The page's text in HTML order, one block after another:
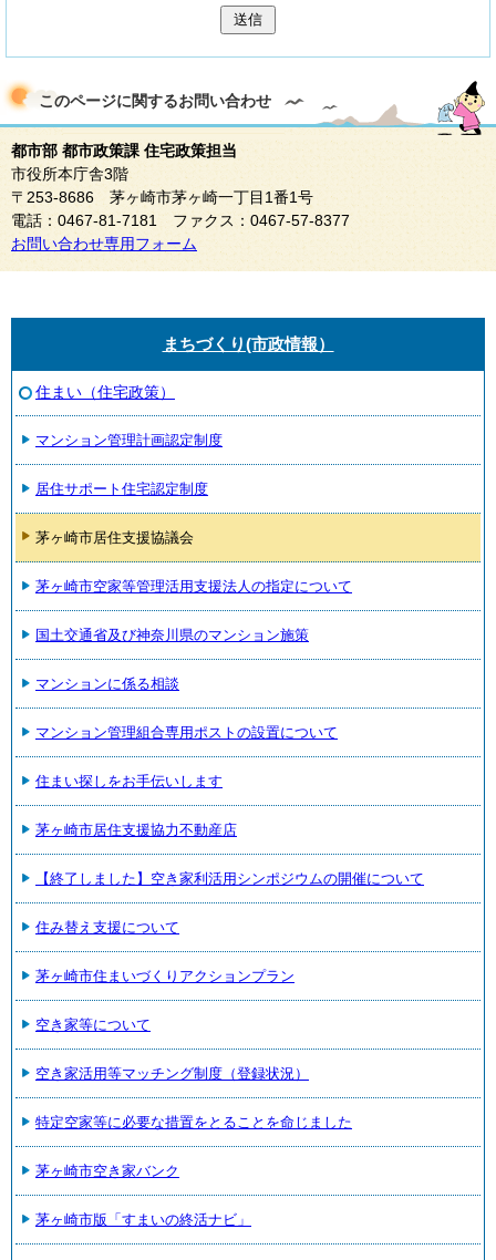
送信
このページに関するお問い合わせ
都市部 都市政策課 住宅政策担当
市役所本庁舎3階
〒253-8686 茅ヶ崎市茅ヶ崎一丁目1番1号
電話：0467-81-7181 ファクス：0467-57-8377
お問い合わせ専用フォーム
まちづくり(市政情報）
住まい（住宅政策）
マンション管理計画認定制度
居住サポート住宅認定制度
茅ヶ崎市居住支援協議会
茅ヶ崎市空家等管理活用支援法人の指定について
国土交通省及び神奈川県のマンション施策
マンションに係る相談
マンション管理組合専用ポストの設置について
住まい探しをお手伝いします
茅ヶ崎市居住支援協力不動産店
【終了しました】空き家利活用シンポジウムの開催について
住み替え支援について
茅ヶ崎市住まいづくりアクションプラン
空き家等について
空き家活用等マッチング制度（登録状況）
特定空家等に必要な措置をとることを命じました
茅ヶ崎市空き家バンク
茅ヶ崎市版「すまいの終活ナビ」